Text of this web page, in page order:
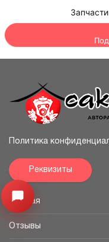
Открыть меню
Политика
Реквизиты
Главная
Отзывы